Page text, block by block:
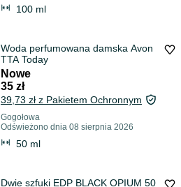
100 ml
Woda perfumowana damska Avon
TTA Today
Nowe
35 zł
39,73 zł z Pakietem Ochronnym
Gogołowa
Odświeżono dnia 08 sierpnia 2026
50 ml
Dwie szfuki EDP BLACK OPIUM 50